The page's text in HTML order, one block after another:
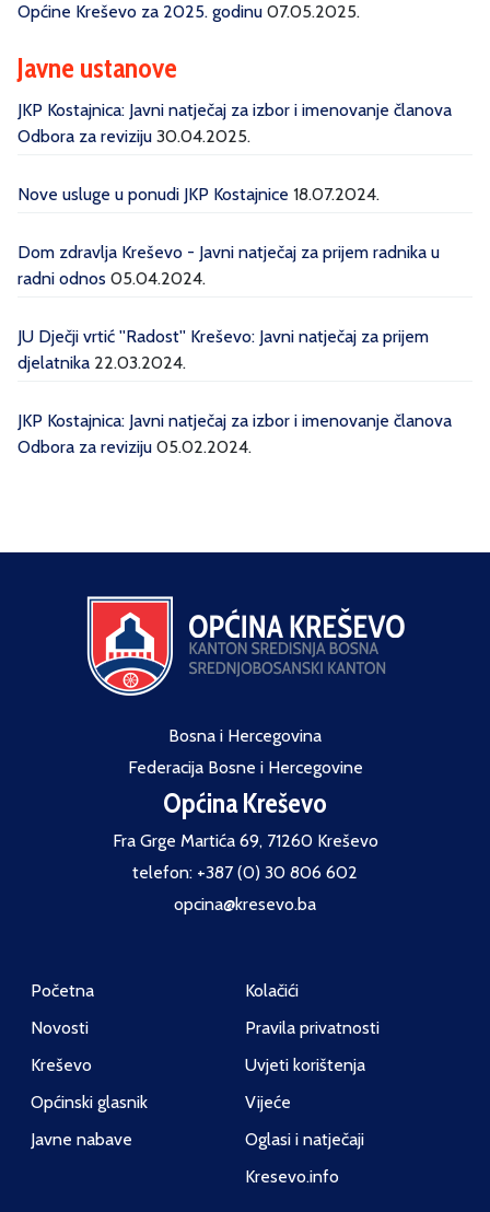
Općine Kreševo za 2025. godinu 07.05.2025.
Javne ustanove
JKP Kostajnica: Javni natječaj za izbor i imenovanje članova
Odbora za reviziju 30.04.2025.
Nove usluge u ponudi JKP Kostajnice 18.07.2024.
Dom zdravlja Kreševo - Javni natječaj za prijem radnika u
radni odnos 05.04.2024.
JU Dječji vrtić ''Radost'' Kreševo: Javni natječaj za prijem
djelatnika 22.03.2024.
JKP Kostajnica: Javni natječaj za izbor i imenovanje članova
Odbora za reviziju 05.02.2024.
Bosna i Hercegovina
Federacija Bosne i Hercegovine
Općina Kreševo
Fra Grge Martića 69, 71260 Kreševo
telefon: +387 (0) 30 806 602
opcina@kresevo.ba
Početna
Novosti
Kreševo
Općinski glasnik
Javne nabave
Kolačići
Pravila privatnosti
Uvjeti korištenja
Vijeće
Oglasi i natječaji
Kresevo.info